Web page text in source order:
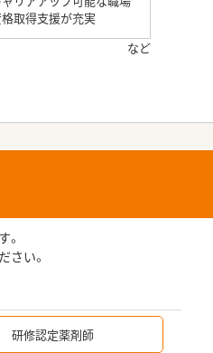
取得支援が充実
。
さい。
研修認定薬剤師